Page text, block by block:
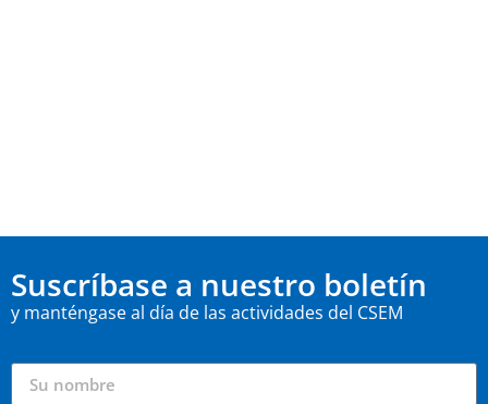
Suscríbase a nuestro boletín
y manténgase al día de las actividades del CSEM